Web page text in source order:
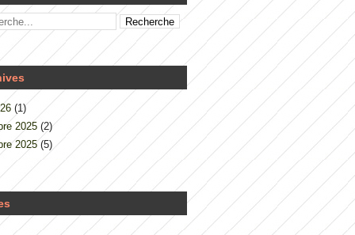
(1)
2025 (2)
2025 (5)